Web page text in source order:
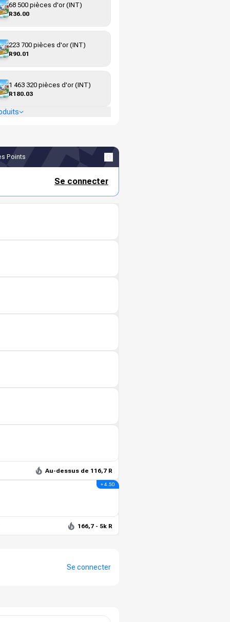
68 500 pièces d'or (INT)
R36.00
223 700 pièces d'or (INT)
R90.01
1 463 320 pièces d'or (INT)
R180.03
Points
Se connecter
Au-dessus de 116,7 R
+ 4.50
166,7 - 5k R
Se connecter